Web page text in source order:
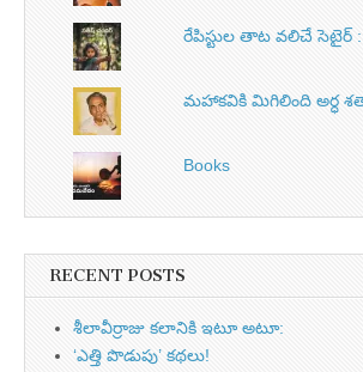
రేపిస్టుల తాట వలిచే సెటైర్
మహాకవికి మిగిలింది అర్ధ
Books
RECENT POSTS
శీలావీర్రాజు కలానికి ఇటూ అటూ:
‘ఎత్తి పొడుపు’ కథలు!